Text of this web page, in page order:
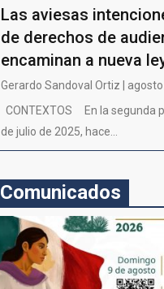
Las aviesas
de derechos de
encaminan a nueva
Gerardo Sandoval Ortiz |
CONTEXTOS En la segunda
de julio de 2025, hace...
Comunicados